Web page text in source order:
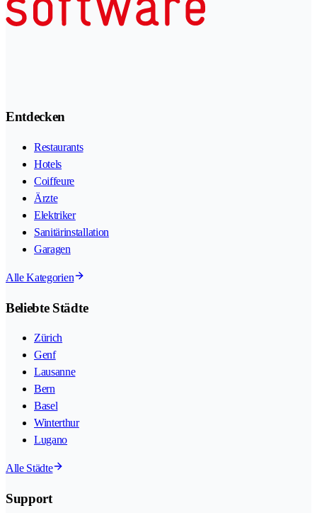
Entdecken
Restaurants
Hotels
Coiffeure
Ärzte
Elektriker
Sanitärinstallation
Garagen
Alle Kategorien
Beliebte Städte
Zürich
Genf
Lausanne
Bern
Basel
Winterthur
Lugano
Alle Städte
Support